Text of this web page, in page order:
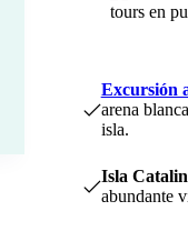
tours en
Excursión
arena
isla.
Isla
abundante